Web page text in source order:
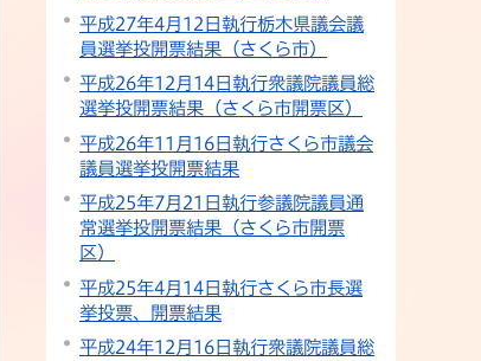
平成27年4月12日執行栃木県議会議
員選挙投開票結果（さくら市）
平成26年12月14日執行衆議院議員総
選挙投開票結果（さくら市開票区）
平成26年11月16日執行さくら市議会
議員選挙投開票結果
平成25年7月21日執行参議院議員通
常選挙投開票結果（さくら市開票
区）
平成25年4月14日執行さくら市長選
挙投票、開票結果
平成24年12月16日執行衆議院議員総